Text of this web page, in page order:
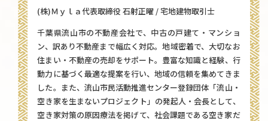
(株)Ｍｙｌａ代表取締役 石射正曜 / 宅地建物取引士
千葉県流山市の不動産会社で、中古の戸建て・マンショ
ン、訳あり不動産まで幅広く対応。地域密着で、大切なお
住まい・不動産の売却をサポート。豊富な知識と経験、行
動力に基づく最適な提案を行い、地域の信頼を集めてきま
した。また、流山市民活動推進センター登録団体「流山・
空き家を生まないプロジェクト」の発起人・会長として、
空き家対策の原因療法を掲げて、社会課題である空き家だ